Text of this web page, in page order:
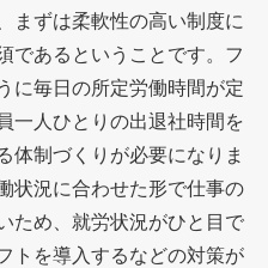
まずは柔軟性の高い制度に
であるということです。フ
に毎日の所定労働時間が定
一人ひとりの出退社時間を
体制づくりが必要になりま
状況に合わせた形で仕事の
ため、就労状況がひと目で
トを導入するなどの対策が